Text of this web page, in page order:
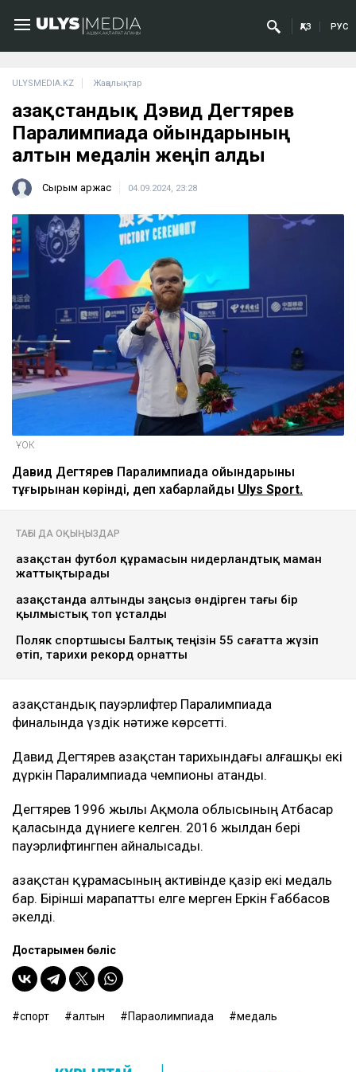
ҚАЗ РУС
ULYSMEDIA.KZ Жаңалықтар
Қазақстандық Дэвид Дегтярев
Паралимпиада ойындарының
алтын медалін жеңіп алды
Сырым Қаржас 04.09.2024, 23:28
ҰОК
Давид Дегтярев Паралимпиада ойындарының
тұғырынан көрінді, деп хабарлайды Ulys Sport.
ТАҒЫ ДА ОҚЫҢЫЗДАР
Қазақстан футбол құрамасын нидерландтық маман
жаттықтырады
Қазақстанда алтынды заңсыз өндірген тағы бір
қылмыстық топ ұсталды
Поляк спортшысы Балтық теңізін 55 сағатта жүзіп
өтіп, тарихи рекорд орнатты
Қазақстандық пауэрлифтер Паралимпиада
финалында үздік нәтиже көрсетті.
Давид Дегтярев Қазақстан тарихындағы алғашқы екі
дүркін Паралимпиада чемпионы атанды.
Дегтярев 1996 жылы Ақмола облысының Атбасар
қаласында дүниеге келген. 2016 жылдан бері
пауэрлифтингпен айналысады.
Қазақстан құрамасының активінде қазір екі медаль
бар. Бірінші марапатты елге мерген Еркін Ғаббасов
әкелді.
Достарыңмен бөліс
спорт алтын Параолимпиада медаль